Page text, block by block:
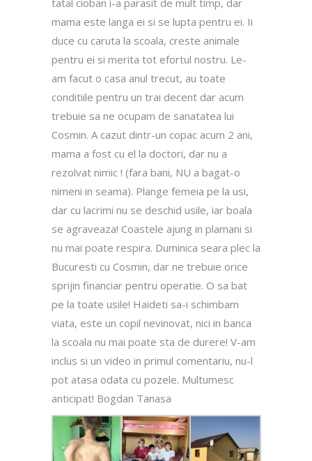
mama este langa ei si se lupta pentru ei. Ii
duce cu caruta la scoala, creste animale
pentru ei si merita tot efortul nostru. Le-
am facut o casa anul trecut, au toate
conditiile pentru un trai decent dar acum
trebuie sa ne ocupam de sanatatea lui
Cosmin. A cazut dintr-un copac acum 2 ani,
mama a fost cu el la doctori, dar nu a
rezolvat nimic ! (fara bani, NU a bagat-o
nimeni in seama). Plange femeia pe la usi,
dar cu lacrimi nu se deschid usile, iar boala
se agraveaza! Coastele ajung in plamani si
nu mai poate respira. Duminica seara plec la
Bucuresti cu Cosmin, dar ne trebuie orice
sprijin financiar pentru operatie. O sa bat
pe la toate usile! Haideti sa-i schimbam
viata, este un copil nevinovat, nici in banca
la scoala nu mai poate sta de durere! V-am
inclus si un video in primul comentariu, nu-l
pot atasa odata cu pozele. Multumesc
anticipat! Bogdan Tanasa